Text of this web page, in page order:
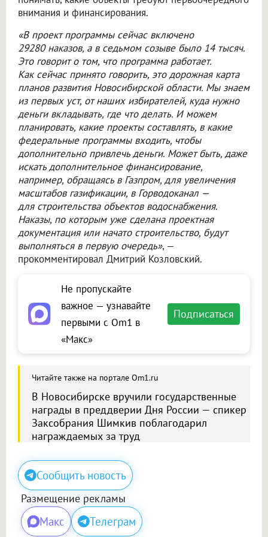
внимания и финансирования.
«В проект программы сейчас включено
29280 наказов, а в седьмом созыве было 14 тысяч.
Это говорит о том, что программа работает.
Как сейчас принято говорить, это дорожная карта
планов развития Новосибирской области. Мы знаем
из первых уст, от наших избирателей, куда нужно
деньги вкладывать, где что делать. И можем
планировать, какие проекты составлять, в какие
федеральные программы входить, чтобы
дополнительно привлечь деньги. Может быть, даже
искать дополнительное финансирование,
например, обращаясь в Газпром, для увеличения
масштабов газификации, в Горводоканал —
для строительства объектов водоснабжения.
Наказы, по которым уже сделана проектная
документация или начато строительство, будут
выполняться в первую очередь», —
прокомментировал Дмитрий Козловский.
Не пропускайте
важное — узнавайте
первыми с Om1 в
«Макс»
Подписаться
Читайте также на портале Om1.ru
В Новосибирске вручили государственные
награды в преддверии Дня России — спикер
Заксобрания Шимкив поблагодарил
награждаемых за труд
Сообщить новость
Размещение рекламы
Макс Телеграм